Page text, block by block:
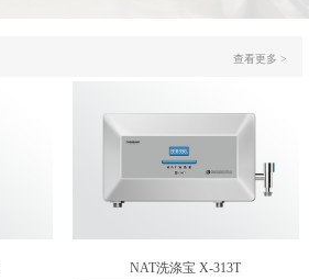
查看更多 >
NAT洗涤宝 X-313T